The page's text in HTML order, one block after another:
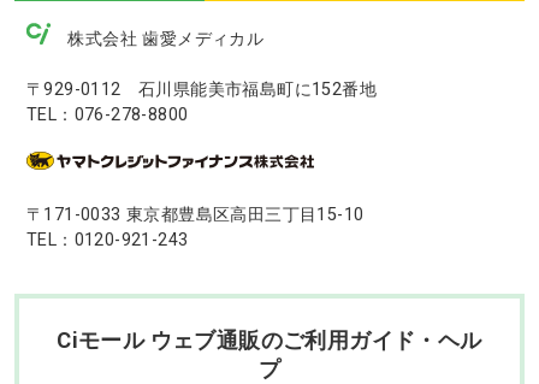
株式会社 歯愛メディカル
〒929-0112 石川県能美市福島町に152番地
TEL：076-278-8800
〒171-0033 東京都豊島区高田三丁目15-10
TEL：0120-921-243
Ciモール ウェブ通販のご利用ガイド・ヘル
プ